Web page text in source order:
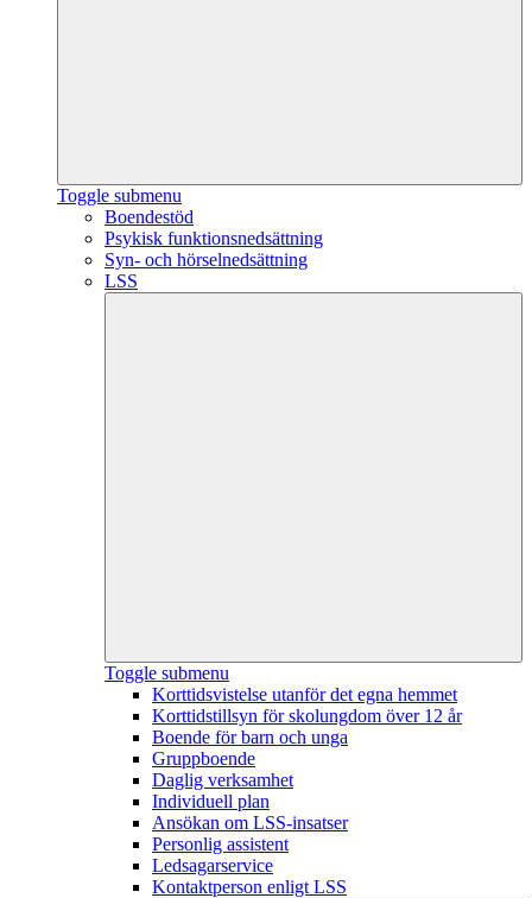
Toggle submenu
Boendestöd
Psykisk funktionsnedsättning
Syn- och hörselnedsättning
LSS
Toggle submenu
Korttidsvistelse utanför det egna hemmet
Korttidstillsyn för skolungdom över 12 år
Boende för barn och unga
Gruppboende
Daglig verksamhet
Individuell plan
Ansökan om LSS-insatser
Personlig assistent
Ledsagarservice
Kontaktperson enligt LSS